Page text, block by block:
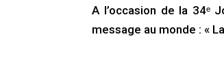
A l’occasion de la 34ᵉ
message au monde : «